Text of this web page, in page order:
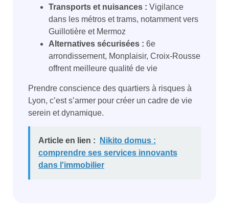
Transports et nuisances : Vigilance
dans les métros et trams, notamment vers
Guillotière et Mermoz
Alternatives sécurisées : 6e
arrondissement, Monplaisir, Croix-Rousse
offrent meilleure qualité de vie
Prendre conscience des quartiers à risques à
Lyon, c’est s’armer pour créer un cadre de vie
serein et dynamique.
Article en lien :
Nikito domus :
comprendre ses services innovants
dans l'immobilier